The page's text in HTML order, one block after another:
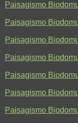
Paisagismo
Paisagismo
Paisagismo
Paisagismo
Paisagismo
Paisagismo
Paisagismo